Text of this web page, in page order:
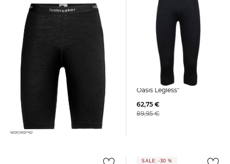
Icebreaker | Damen Shorts
OASIS
51,25 €
69,95 €
Icebreaker | Damen
Funktionsunterhose "200
Oasis Legless"
62,75 €
89,95 €
SALE: -30 %